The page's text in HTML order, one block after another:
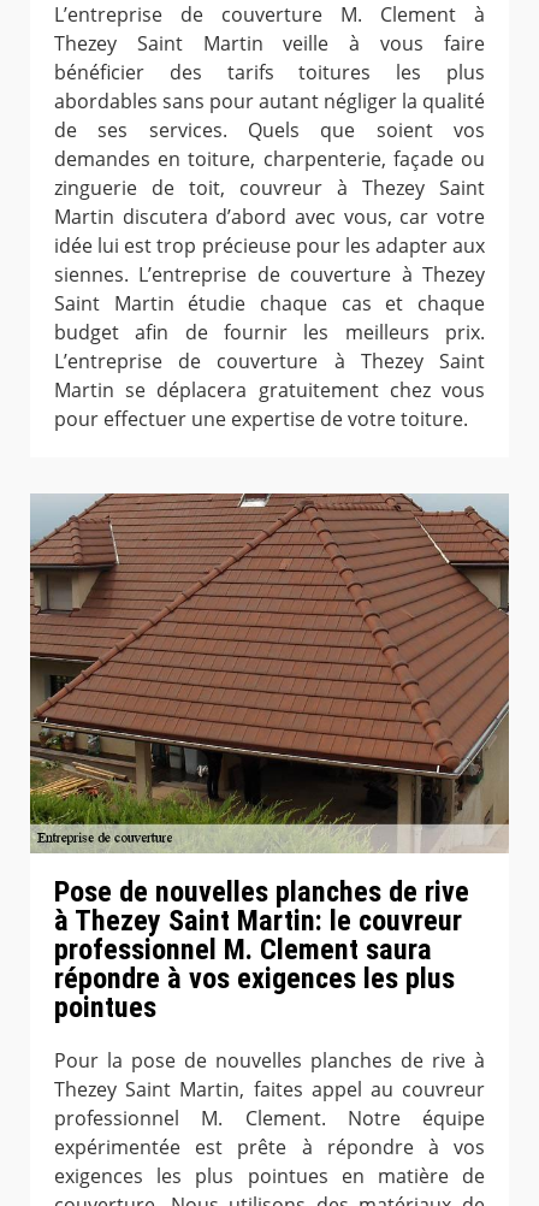
L’entreprise de couverture M. Clement à
Thezey Saint Martin veille à vous faire
bénéficier des tarifs toitures les plus
abordables sans pour autant négliger la qualité
de ses services. Quels que soient vos
demandes en toiture, charpenterie, façade ou
zinguerie de toit, couvreur à Thezey Saint
Martin discutera d’abord avec vous, car votre
idée lui est trop précieuse pour les adapter aux
siennes. L’entreprise de couverture à Thezey
Saint Martin étudie chaque cas et chaque
budget afin de fournir les meilleurs prix.
L’entreprise de couverture à Thezey Saint
Martin se déplacera gratuitement chez vous
pour effectuer une expertise de votre toiture.
Pose de nouvelles planches de rive
à Thezey Saint Martin: le couvreur
professionnel M. Clement saura
répondre à vos exigences les plus
pointues
Pour la pose de nouvelles planches de rive à
Thezey Saint Martin, faites appel au couvreur
professionnel M. Clement. Notre équipe
expérimentée est prête à répondre à vos
exigences les plus pointues en matière de